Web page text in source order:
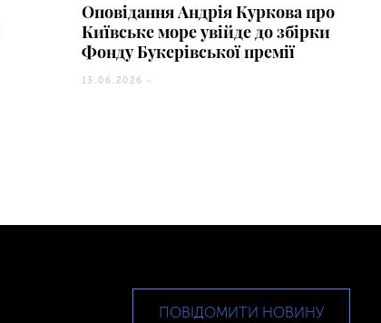
Оповідання Андрія Куркова про
Київське море увійде до збірки
Фонду Букерівської премії
13.06.2026 -
ПОВІДОМИТИ НОВИНУ